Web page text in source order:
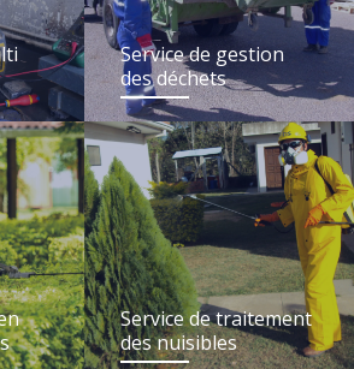
Service de gestion
des déchets
Service de traitement
des nuisibles